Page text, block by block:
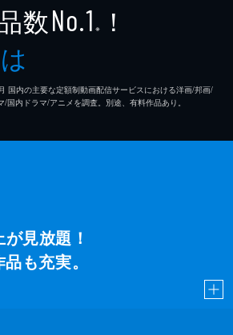
数No.1 ※ ！
国内の主要な定額制動画配信サービスにおける洋画/邦画/
国内ドラマ/アニメを調査。別途、有料作品あり。
見放題！
も充実。